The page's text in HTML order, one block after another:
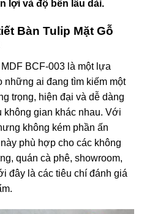
lợi và độ bền lâu dài.
Bàn Tulip Mặt Gỗ
BCF-003 là một lựa
những ai đang tìm kiếm một
trọng, hiện đại và dễ dàng
không gian khác nhau. Với
không kém phần ấn
phù hợp cho các không
quán cà phê, showroom,
đây là các tiêu chí đánh giá